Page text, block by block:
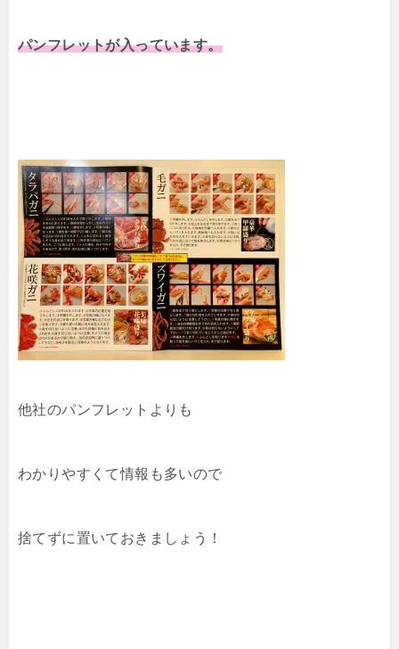
パンフレットが入っています。
他社のパンフレットよりも
わかりやすくて情報も多いので
捨てずに置いておきましょう！